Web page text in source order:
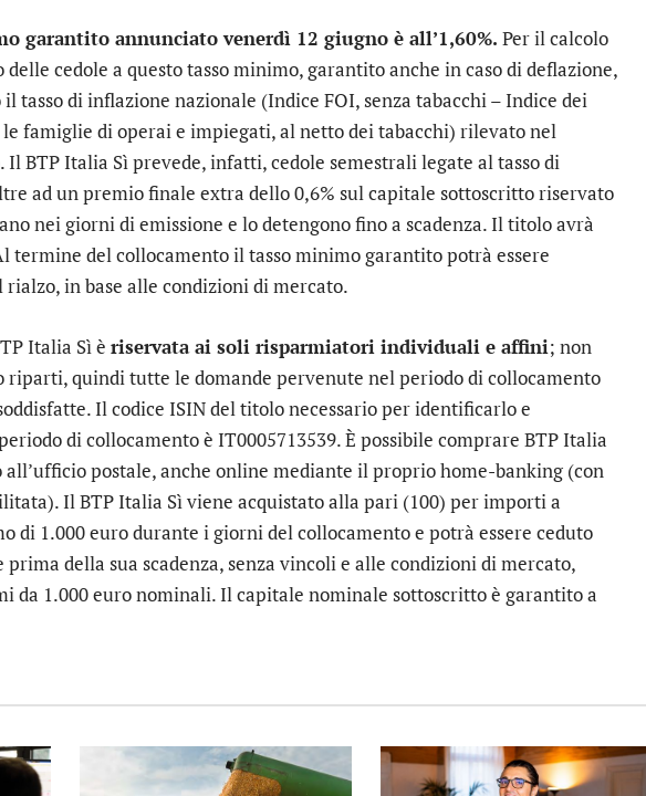
garantito annunciato venerdì 12 giugno è all’1,60%. Per il calcolo
cedole a questo tasso minimo, garantito anche in caso di deflazione,
tasso di inflazione nazionale (Indice FOI, senza tabacchi – Indice dei
famiglie di operai e impiegati, al netto dei tabacchi) rilevato nel
BTP Italia Sì prevede, infatti, cedole semestrali legate al tasso di
ad un premio finale extra dello 0,6% sul capitale sottoscritto riservato
nei giorni di emissione e lo detengono fino a scadenza. Il titolo avrà
termine del collocamento il tasso minimo garantito potrà essere
in base alle condizioni di mercato.
Italia Sì è riservata ai soli risparmiatori individuali e affini; non
quindi tutte le domande pervenute nel periodo di collocamento
Il codice ISIN del titolo necessario per identificarlo e
di collocamento è IT0005713539. È possibile comprare BTP Italia
all’ufficio postale, anche online mediante il proprio home-banking (con
Il BTP Italia Sì viene acquistato alla pari (100) per importi a
di 1.000 euro durante i giorni del collocamento e potrà essere ceduto
della sua scadenza, senza vincoli e alle condizioni di mercato,
da 1.000 euro nominali. Il capitale nominale sottoscritto è garantito a